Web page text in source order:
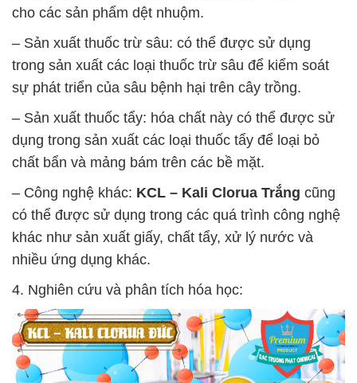
cho các sản phẩm dệt nhuộm.
– Sản xuất thuốc trừ sâu: có thể được sử dụng
trong sản xuất các loại thuốc trừ sâu để kiểm soát
sự phát triển của sâu bệnh hại trên cây trồng.
– Sản xuất thuốc tẩy: hóa chất này có thể được sử
dụng trong sản xuất các loại thuốc tẩy để loại bỏ
chất bẩn và mảng bám trên các bề mặt.
– Công nghệ khác: KCL – Kali Clorua Trắng cũng
có thể được sử dụng trong các quá trình công nghệ
khác như sản xuất giấy, chất tẩy, xử lý nước và
nhiều ứng dụng khác.
4. Nghiên cứu và phân tích hóa học: